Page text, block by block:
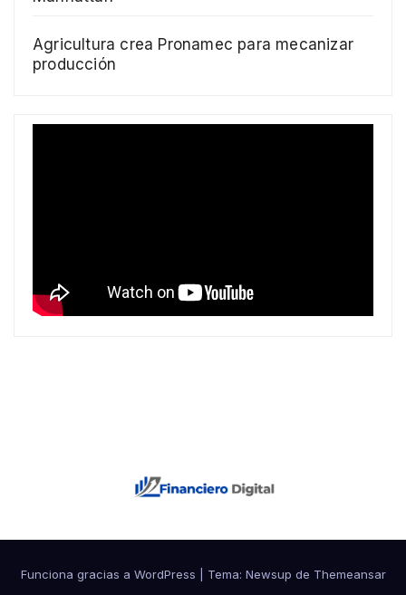
Agricultura crea Pronamec para mecanizar
producción
Funciona gracias a WordPress Tema: Newsup de Themeansar